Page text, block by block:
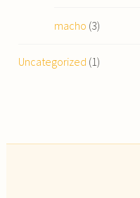
macho (3)
Uncategorized (1)